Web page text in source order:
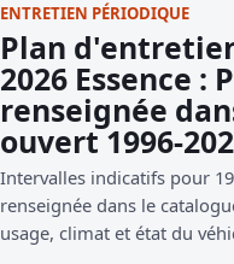
ENTRETIEN PÉRIODIQUE
Plan
2026 Essence :
renseignée
ouvert 1996-
Intervalles indicatifs pour
renseignée dans le
usage, climat et état du